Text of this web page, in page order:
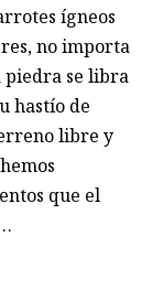
ígneos
no importa
piedra se libra
hastío de
libre y
que el